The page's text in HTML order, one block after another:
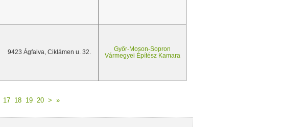
9423 Ágfalva, Ciklámen u. 32.
Győr-Moson-Sopron
Vármegyei Építész Kamara
17 18 19 20 > »